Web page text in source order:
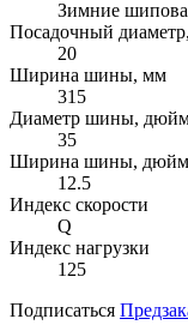
Зимние
Посадочный
20
Ширина шины, мм
315
Диаметр шины,
35
Ширина шины, дюйм
12.5
Индекс скорости
Q
Индекс нагрузки
125
Подписаться